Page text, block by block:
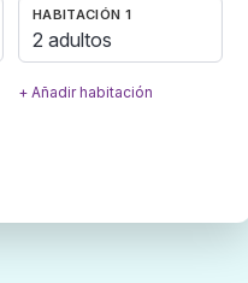
HABITACIÓN 1
2 adultos
+ Añadir habitación